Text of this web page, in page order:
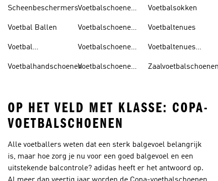
Scheenbeschermers
Voetbal Ballen
Voetbal
Voetbalhandschoenen
Voetbalschoenen
Voetbalschoenen
Voetbalschoenen
Voetbalschoenen
Voetbalsokken
Voetbaltenues
Voetbaltenues
OP HET VELD MET KLASSE: COPA-
VOETBALSCHOENEN
Alle voetballers weten dat een sterk balgevoel belangrijk
is, maar hoe zorg je nu voor een goed balgevoel en een
uitstekende balcontrole? adidas heeft er het antwoord op.